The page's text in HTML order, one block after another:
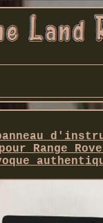
pour Range